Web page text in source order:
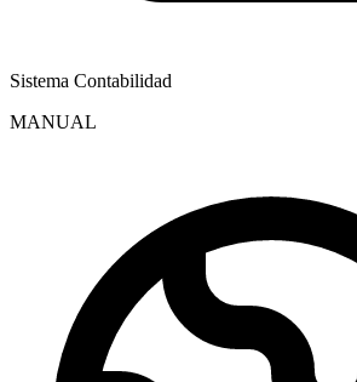
Sistema Contabilidad
MANUAL